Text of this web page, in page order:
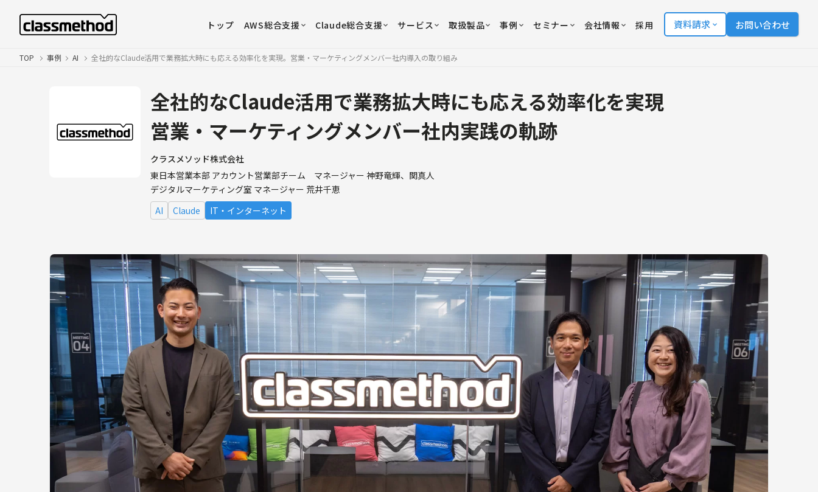
トップ AWS総合支援 Claude総合支援 サービス 取扱製品 事例 セミナー 会社情報 採用 資料請求 お問い合わせ
TOP 事例 AI 全社的なClaude活用で業務拡大時にも応える効率化を実現。営業・マーケティングメンバー社内導入の取り組み
全社的なClaude活用で業務拡大時にも応える効率化を実現
営業・マーケティングメンバー社内実践の軌跡
クラスメソッド株式会社
東日本営業本部 アカウント営業部チーム マネージャー 神野竜輝、関真人
デジタルマーケティング室 マネージャー 荒井千恵
AI
Claude IT・インターネット